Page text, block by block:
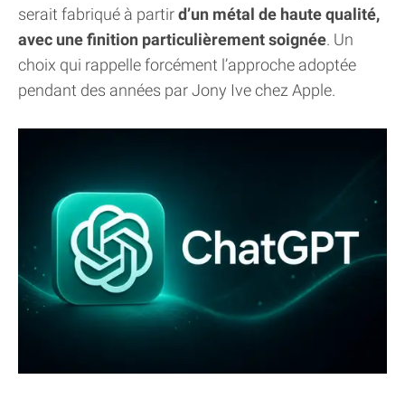
serait fabriqué à partird’un métal de haute qualité,
avec une finition particulièrement soignée. Un
choix qui rappelle forcément l’approche adoptée
pendant des années par Jony Ive chez Apple.